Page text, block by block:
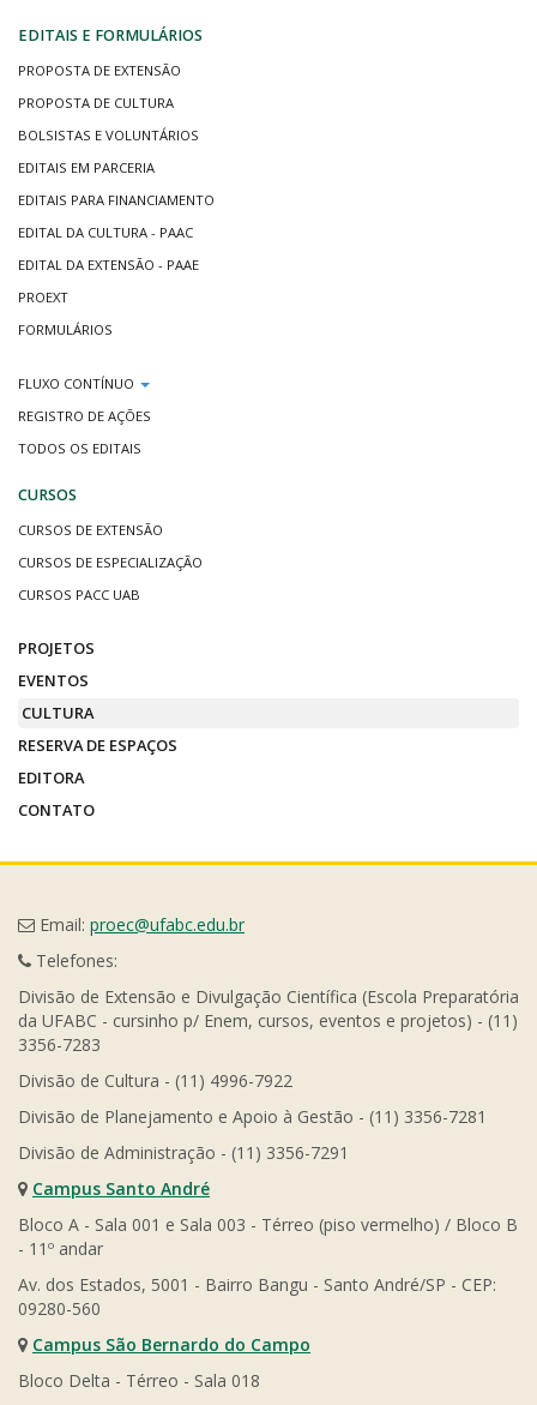
EDITAIS E FORMULÁRIOS
PROPOSTA DE EXTENSÃO
PROPOSTA DE CULTURA
BOLSISTAS E VOLUNTÁRIOS
EDITAIS EM PARCERIA
EDITAIS PARA FINANCIAMENTO
EDITAL DA CULTURA - PAAC
EDITAL DA EXTENSÃO - PAAE
PROEXT
FORMULÁRIOS
FLUXO CONTÍNUO
REGISTRO DE AÇÕES
TODOS OS EDITAIS
CURSOS
CURSOS DE EXTENSÃO
CURSOS DE ESPECIALIZAÇÃO
CURSOS PACC UAB
PROJETOS
EVENTOS
CULTURA
RESERVA DE ESPAÇOS
EDITORA
CONTATO
Email: proec@ufabc.edu.br
Telefones:
Divisão de Extensão e Divulgação Científica (Escola Preparatória
da UFABC - cursinho p/ Enem, cursos, eventos e projetos) - (11)
3356-7283
Divisão de Cultura - (11) 4996-7922
Divisão de Planejamento e Apoio à Gestão - (11) 3356-7281
Divisão de Administração - (11) 3356-7291
Campus Santo André
Bloco A - Sala 001 e Sala 003 - Térreo (piso vermelho) / Bloco B
- 11º andar
Av. dos Estados, 5001 - Bairro Bangu - Santo André/SP - CEP:
09280-560
Campus São Bernardo do Campo
Bloco Delta - Térreo - Sala 018